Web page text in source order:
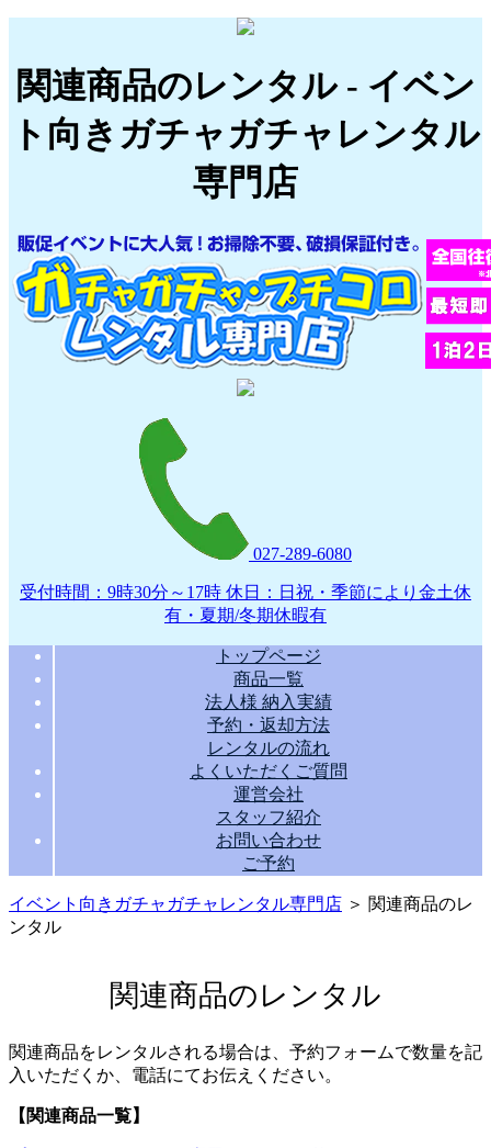
関連商品のレンタル - イベン
ト向きガチャガチャレンタル
専門店
027-289-6080
受付時間：9時30分～17時 休日：日祝・季節により金土休
有・夏期/冬期休暇有
トップページ
商品一覧
法人様 納入実績
予約・返却方法
レンタルの流れ
よくいただくご質問
運営会社
スタッフ紹介
お問い合わせ
ご予約
イベント向きガチャガチャレンタル専門店 ＞ 関連商品のレ
ンタル
関連商品のレンタル
関連商品をレンタルされる場合は、予約フォームで数量を記
入いただくか、電話にてお伝えください。
【関連商品一覧】